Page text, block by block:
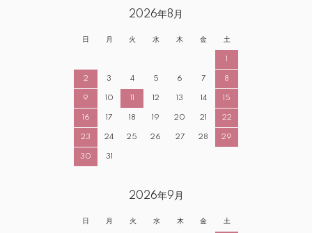
2026年8月
日 月 火 水 木 金 土
1
2 3 4 5 6 7 8
9 10 11 12 13 14 15
16 17 18 19 20 21 22
23 24 25 26 27 28 29
30 31
2026年9月
日 月 火 水 木 金 土